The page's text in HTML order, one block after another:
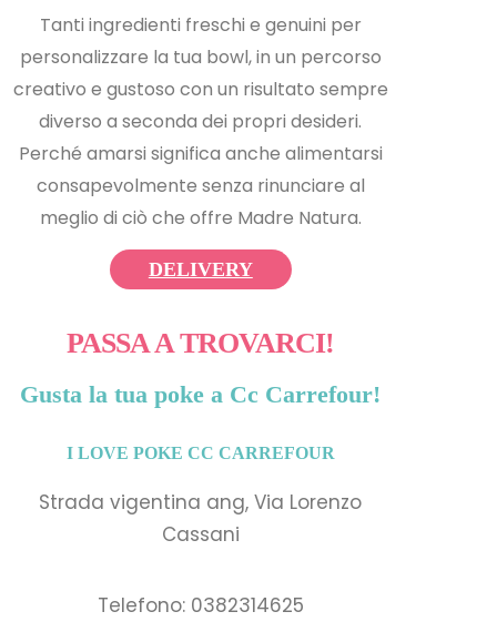
Tanti ingredienti freschi e genuini per
personalizzare la tua bowl, in un percorso
creativo e gustoso con un risultato sempre
diverso a seconda dei propri desideri.
Perché amarsi significa anche alimentarsi
consapevolmente senza rinunciare al
meglio di ciò che offre Madre Natura.
DELIVERY
PASSA A TROVARCI!
Gusta la tua poke a Cc Carrefour!
I LOVE POKE CC CARREFOUR
Strada vigentina ang, Via Lorenzo
Cassani
Telefono: 0382314625